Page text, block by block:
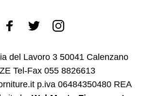
del Lavoro 3 50041 Calenzano
Tel-Fax 055 8826613
p.iva 06484350480 REA